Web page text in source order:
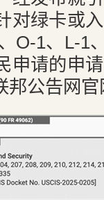
对绿卡或
O-1、L-1
申请的申
邦公告网官